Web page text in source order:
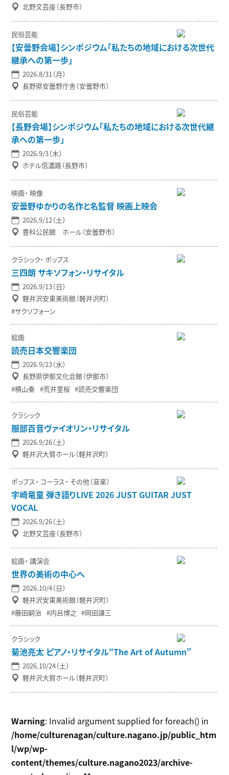
北野文芸座（長野市）
民俗芸能
【安曇野会場】シンポジウム「私たちの地域における次世代
継承への第一歩」
2026.8/31（月）
長野県安曇野庁舎（安曇野市）
民俗芸能
【長野会場】シンポジウム「私たちの地域における次世代継
承への第一歩」
2026.9/3（木）
ホテル信濃路（長野市）
映画 映像
安曇野ゆかりの名作と名監督 映画上映会
2026.9/12（土）
豊科公民館 ホール（安曇野市）
クラシック ポップス
三四朗 サキソフォン・リサイタル
2026.9/13（日）
軽井沢安東美術館（軽井沢町）
サクソフォーン
絵画
読売日本交響楽団
2026.9/23（水）
長野県伊那文化会館（伊那市）
横山奏
荒井里桜 読売交響楽団
クラシック
服部百音ヴァイオリン・リサイタル
2026.9/26（土）
軽井沢大賀ホール（軽井沢町）
ポップス コーラス その他（音楽）
宇崎竜童 弾き語りLIVE 2026 JUST GUITAR JUST
VOCAL
2026.9/26（土）
北野文芸座（長野市）
絵画 講演会
世界の美術の中心へ
2026.10/4（日）
軽井沢安東美術館（軽井沢町）
藤田嗣治
内呂博之 岡田謙三
クラシック
菊池亮太 ピアノ・リサイタル“The Art of Autumn”
2026.10/24（土）
軽井沢大賀ホール（軽井沢町）
Warning: Invalid argument supplied for foreach() in
/home/culturenagan/culture.nagano.jp/public_htm
l/wp/wp-
content/themes/culture.nagano2023/archive-